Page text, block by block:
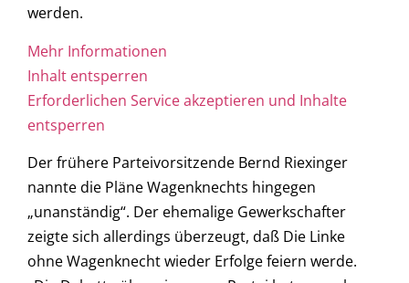
werden.
Mehr Informationen
Inhalt entsperren
Erforderlichen Service akzeptieren und Inhalte
entsperren
Der frühere Parteivorsitzende Bernd Riexinger
nannte die Pläne Wagenknechts hingegen
„unanständig“. Der ehemalige Gewerkschafter
zeigte sich allerdings überzeugt, daß Die Linke
ohne Wagenknecht wieder Erfolge feiern werde.